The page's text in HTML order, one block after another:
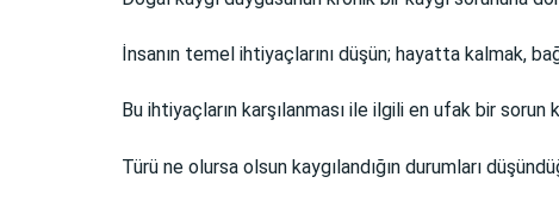
İnsanın temel ihtiyaçlarını düşün; hayatta kalmak,
Bu ihtiyaçların karşılanması ile ilgili en ufak bir sorun
Türü ne olursa olsun kaygılandığın durumları